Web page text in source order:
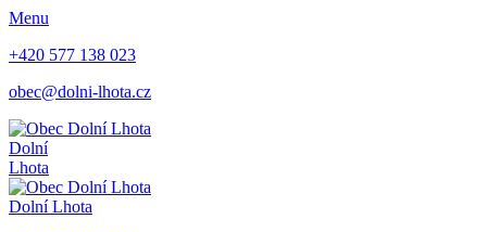
Menu
+420 577 138 023
obec@dolni-lhota.cz
Dolní
Lhota
Dolní Lhota